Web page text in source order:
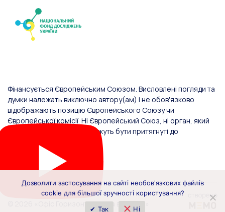
Фінансується Європейським Союзом. Висловлені погляди та
думки належать виключно автору(ам) і не обов'язково
відображають позицію Європейського Союзу чи
Європейської комісії. Ні Європейський Союз, ні орган, який
надав фінансування, не можуть бути притягнуті до
© 2026 «Офіс Горизонт Європа в Україні»
Дозволити застосування на сайті необов'язкових файлів
cookie для більшої зручності користування?
✔ Так
Ні